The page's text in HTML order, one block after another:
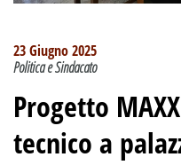
23 Giugno 2025
Politica e Sindacato
Progetto
tecnico a